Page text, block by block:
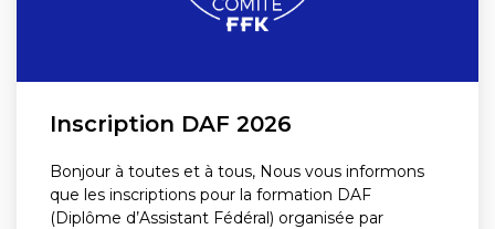
Inscription DAF 2026
Bonjour à toutes et à tous, Nous vous informons
que les inscriptions pour la formation DAF
(Diplôme d’Assistant Fédéral) organisée par